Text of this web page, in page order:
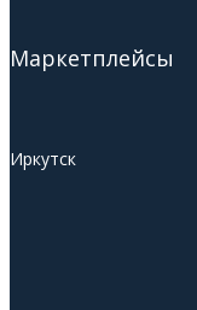
Маркетплейсы
Иркутск